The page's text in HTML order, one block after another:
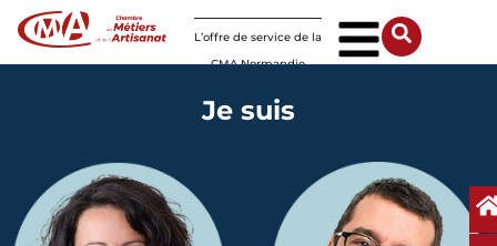
L’offre de service de la
CMA Normandie
Je suis
Panneau de gestion des cookies